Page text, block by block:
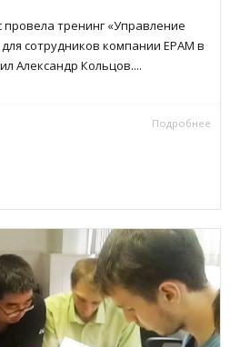
тренинг «Управление
сотрудников компании EPAM в
Александр Кольцов....
Подробнее